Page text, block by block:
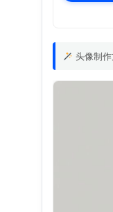
头像制